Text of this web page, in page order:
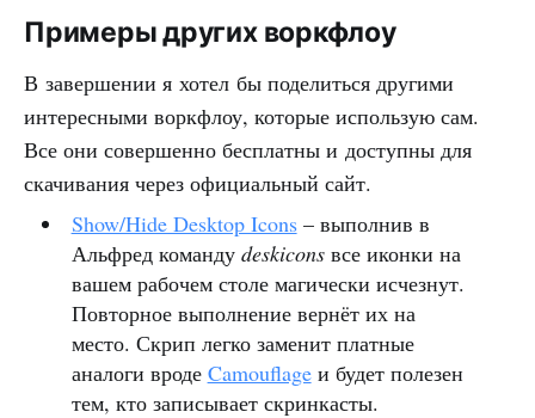
Примеры других воркфлоу
В завершении я хотел бы поделиться другими
интересными воркфлоу, которые использую сам.
Все они совершенно бесплатны и доступны для
скачивания через официальный сайт.
Show/Hide Desktop Icons– выполнив в
Альфред команду deskiconsвсе иконки на
вашем рабочем столе магически исчезнут.
Повторное выполнение вернёт их на
место. Скрип легко заменит платные
аналоги вроде Camouflageи будет полезен
тем, кто записывает скринкасты.